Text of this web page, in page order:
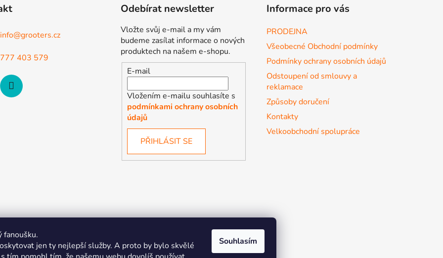
fanoušku.
jen ty nejlepší služby. A proto by bylo skvělé
Souhlasím
info@grooters.cz
777 403 579
Odebírat newsletter
Vložte svůj e-mail a my vám
budeme zasílat informace o nových
produktech na našem e-shopu.
E-mail
Vložením e-mailu souhlasíte s
podmínkami ochrany osobních
údajů
PŘIHLÁSIT SE
Informace pro vás
PRODEJNA
Všeobecné Obchodní podmínky
Podmínky ochrany osobních údajů
Odstoupení od smlouvy a
reklamace
Způsoby doručení
Kontakty
Velkoobchodní spolupráce